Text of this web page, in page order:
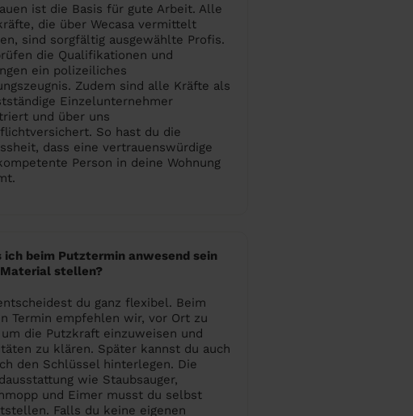
ist die Basis für gute Arbeit. Alle
die über Wecasa vermittelt
sind sorgfältig ausgewählte Profis.
die Qualifikationen und
ein polizeiliches
Zudem sind alle Kräfte als
Einzelunternehmer
und über uns
So hast du die
dass eine vertrauenswürdige
Person in deine Wohnung
ich beim Putztermin anwesend sein
stellen?
du ganz flexibel. Beim
Termin empfehlen wir, vor Ort zu
die Putzkraft einzuweisen und
zu klären. Später kannst du auch
den Schlüssel hinterlegen. Die
wie Staubsauger,
und Eimer musst du selbst
Falls du keine eigenen